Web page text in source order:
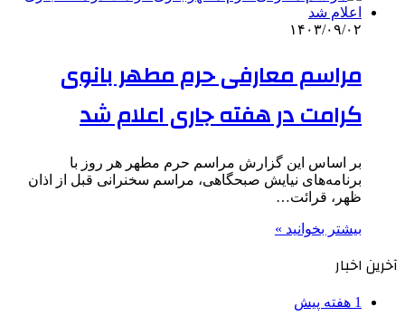
۱۴۰۳/۰۹/۰۲
مراسم معارفی حرم مطهر بانوی
کرامت در هفته جاری اعلام شد
بر اساس این گزارش مراسم حرم مطهر هر روز با
برنامه‌های نیایش صبحگاهی، مراسم سخنرانی قبل از اذان
ظهر، قرائت…
بیشتر بخوانید »
آخرین اخبار
1 هفته پیش